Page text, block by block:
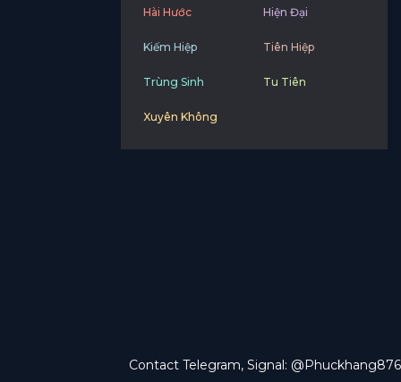
Hài Hước Hiện Đại
Kiếm Hiệp Tiên Hiệp
Trùng Sinh Tu Tiên
Xuyên Không
Contact Telegram, Signal: @Phuckhang876